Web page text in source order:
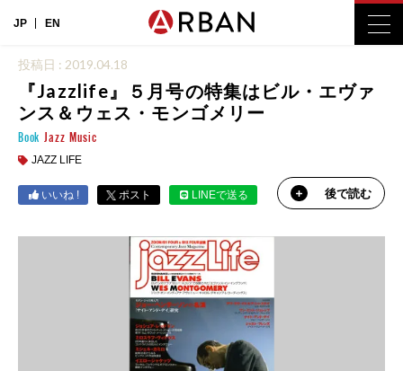
JP EN
投稿日 : 2019.04.18
『Jazzlife』５月号の特集はビル・エヴァ
ンス＆ウェス・モンゴメリー
Book Jazz Music
JAZZ LIFE
いいね ! ポスト LINEで送る 後で読む